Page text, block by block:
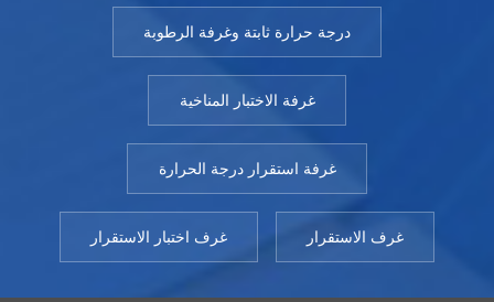
درجة حرارة ثابتة وغرفة الرطوبة
غرفة الاختبار المناخية
غرفة استقرار درجة الحرارة
غرف اختبار الاستقرار غرف الاستقرار